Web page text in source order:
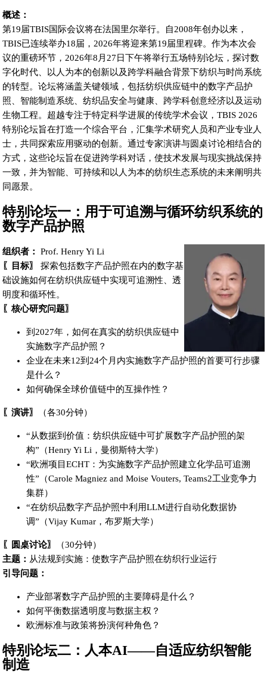
概述：
第19届TBIS国际会议将在法国里尔举行。自2008年创办以来，
TBIS已连续举办18届，2026年将迎来第19届里程碑。作为本次会
议的重磅环节，2026年8月27日下午将举行五场特别论坛，探讨数
字化时代、以人为本的创新以及跨学科融合背景下纺织与时尚系统
的转型。论坛将涵盖关键领域，包括纺织供应链中的数字产品护
照、智能制造系统、纺织品安全与健康、跨学科创意经济以及运动
生物工程。超越专注于特定科学进展的传统学术会议，TBIS 2026
特别论坛旨在打造一个综合平台，汇集学术研究人员和产业专业人
士，共同探索应用驱动的创新。通过专家演讲与圆桌讨论相结合的
方式，这些论坛旨在促进跨学科对话，使技术发展与现实挑战保持
一致，并为智能、可持续和以人为本的纺织生态系统的未来阐明共
同愿景。
特别论坛一：用于可追溯与循环纺织系统的
数字产品护照
组织者：
Prof. Henry Yi Li
〖目标〗
探索包括数字产品护照在内的数字基
础设施如何在纺织供应链中实现可追溯性、透
明度和循环性。
〖核心研究问题〗
到2027年，如何在真实的纺织供应链中
实施数字产品护照？
企业在未来12到24个月内实施数字产品护照的首要可行步骤
是什么？
如何确保全球价值链中的互操作性？
〖演讲〗 （各30分钟）
“从数据到价值：纺织供应链中可扩展数字产品护照的架
构”（Henry Yi Li，曼彻斯特大学）
“欧洲项目ECHT：为实施数字产品护照建立化学品可追溯
性”（Carole Magniez and Moise Vouters, Teams2工业竞争力
集群）
“在纺织品数字产品护照中利用LLM进行自动化数据协
调”（Vijay Kumar，布罗斯大学）
〖圆桌讨论〗
（30分钟）
主题： 从法规到实施：使数字产品护照在纺织行业运行
引导问题：
产业部署数字产品护照的主要障碍是什么？
如何平衡数据透明度与数据主权？
欧洲标准与政策将扮演何种角色？
特别论坛二：人本AI——自适应纺织智能
制造